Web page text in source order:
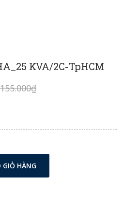
KVA/2C-TpHCM
GIỎ HÀNG